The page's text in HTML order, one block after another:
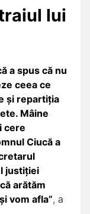
lui
a spus că nu
ceea ce
și repartiția
Mâine
cere
Ciucă a
justiției
arătăm
vom afla”, a